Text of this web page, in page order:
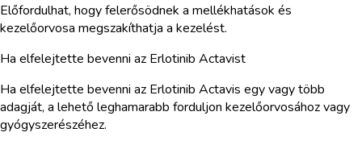
Előfordulhat, hogy felerősödnek a mellékhatások és
kezelőorvosa megszakíthatja a kezelést.
Ha elfelejtette bevenni az Erlotinib Actavist
Ha elfelejtette bevenni az Erlotinib Actavis egy vagy több
adagját, a lehető leghamarabb forduljon kezelőorvosához vagy
gyógyszerészéhez.